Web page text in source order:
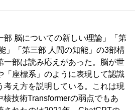
部 脳についての新しい理論」「第
」「第三部 人間の知能」の3部構
一部は読み応えがあった。脳が世
「座標系」のように表現して認識
考え方を説明している。これは現
核技術Transformerの弱点でもあ